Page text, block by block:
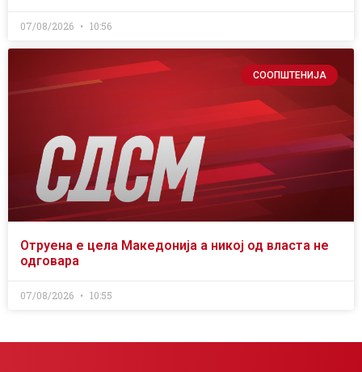
07/08/2026 10:56
СООПШТЕНИЈА
Отруена е цела Македонија а никој од власта не
одговара
07/08/2026 10:55